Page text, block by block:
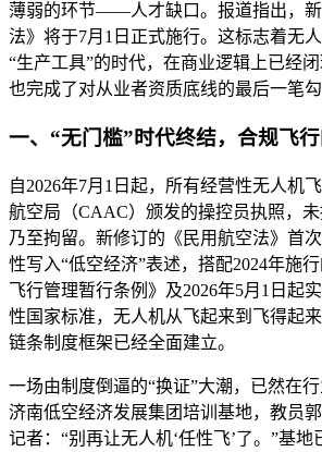
薄弱的环节——人才缺口。报道指出，
法》将于7月1日正式施行。这标志着无
“生产工具”的时代，在商业逻辑上已经闭
也完成了对从业者资质底线的最后一笔勾
一、“无门槛”时代终结，合规飞
自2026年7月1日起，所有经营性无人机
航空局（CAAC）颁发的操控员执照，
乃至拘留。新修订的《民用航空法》首
性写入“低空经济”表述，搭配2024年施
飞行管理暂行条例》及2026年5月1日起
性国家标准，无人机从飞起来到飞得起
链条制度框架已经全面建立。
一场由制度倒逼的“换证”大潮，已然在
济南低空经济发展集团培训基地，教员
记者：“别再让无人机‘任性飞’了。”基